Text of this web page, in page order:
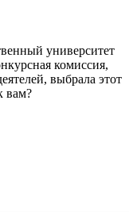
университет
комиссия,
выбрала этот
вам?